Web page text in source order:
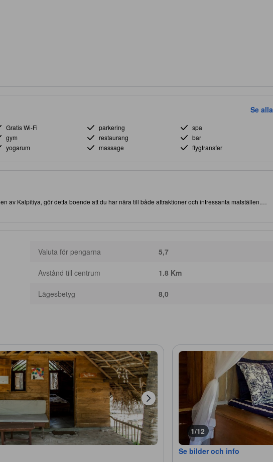
Se alla
Gratis Wi-Fi parkering
spa
gym restaurang
bar
yogarum massage flygtransfer
av Kalpitiya, gör detta boende att du har nära till både attraktioner och intressanta matställen.
på plats, för att bekvämt uppfylla dina behov.
Valuta för pengarna 5,7
Avstånd till centrum 1.8 Km
Lägesbetyg 8,0
1/12
Se bilder och info